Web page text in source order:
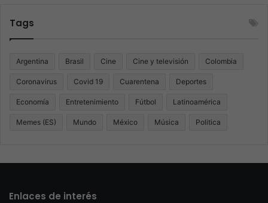
Tags
Argentina Brasil Cine Cine y televisión Colombia
Coronavirus Covid 19 Cuarentena Deportes
Economía Entretenimiento Fútbol Latinoamérica
Memes (ES) Mundo México Música Politica
Enlaces de interés